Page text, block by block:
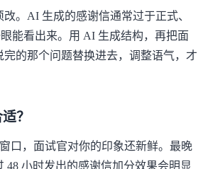
。AI 生成的感谢信通常过于正式、
能看出来。用 AI 生成结构，再把面
的那个问题替换进去，调整语气，才
？
口，面试官对你的印象还新鲜。最晚
48 小时发出的感谢信加分效果会明显